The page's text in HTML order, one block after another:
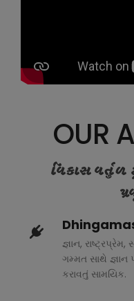
OUR
વિકાસ વર્તુળ
જ્ઞાન,
ગમ્મત સાથે જ્ઞાન
કરાવતું સામયિક.